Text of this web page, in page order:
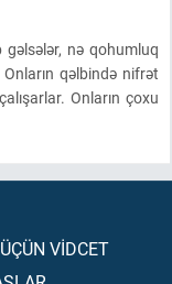
nə qohumluq
qəlbində nifrət
Onların çoxu
VİDCET